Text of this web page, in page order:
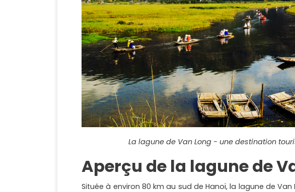
La lagune de Van Long - une destination
Aperçu de la lagune de
Située à environ 80 km au sud de Hanoï, la lagune de